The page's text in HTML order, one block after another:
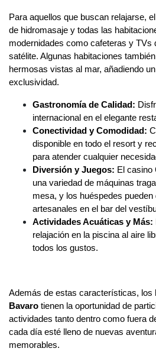
Para aquellos que buscan relajarse,
de hidromasaje y todas las
modernidades como cafeteras y TVs
satélite. Algunas habitaciones
hermosas vistas al mar, añadiendo
exclusividad.
Gastronomía de Calidad:
internacional en el elegante
Conectividad y Comodidad:
disponible en todo el resort y
para atender cualquier
Diversión y Juegos: El casino
una variedad de máquinas
mesa, y los huéspedes
artesanales en el bar del
Actividades Acuáticas y Más:
relajación en la piscina al aire
todos los gustos.
Además de estas características, los
Bavaro tienen la oportunidad de
actividades tanto dentro como fuera
cada día esté lleno de nuevas
memorables.